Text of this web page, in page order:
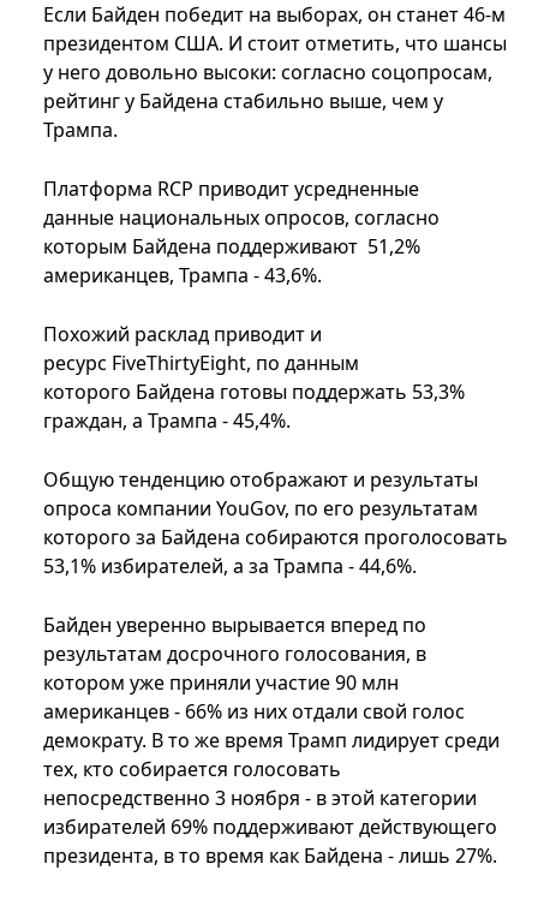
Если Байден победит на выборах, он станет 46-м
президентом США. И стоит отметить, что шансы
у него довольно высоки: согласно соцопросам,
рейтинг у Байдена стабильно выше, чем у
Трампа.
Платформа RCP приводит усредненные
данные национальных опросов, согласно
которым Байдена поддерживают 51,2%
американцев, Трампа - 43,6%.
Похожий расклад приводит и
ресурс FiveThirtyEight, по данным
которого Байдена готовы поддержать 53,3%
граждан, а Трампа - 45,4%.
Общую тенденцию отображают и результаты
опроса компании YouGov, по его результатам
которого за Байдена собираются проголосовать
53,1% избирателей, а за Трампа - 44,6%.
Байден уверенно вырывается вперед по
результатам досрочного голосования, в
котором уже приняли участие 90 млн
американцев - 66% из них отдали свой голос
демократу. В то же время Трамп лидирует среди
тех, кто собирается голосовать
непосредственно 3 ноября - в этой категории
избирателей 69% поддерживают действующего
президента, в то время как Байдена - лишь 27%.